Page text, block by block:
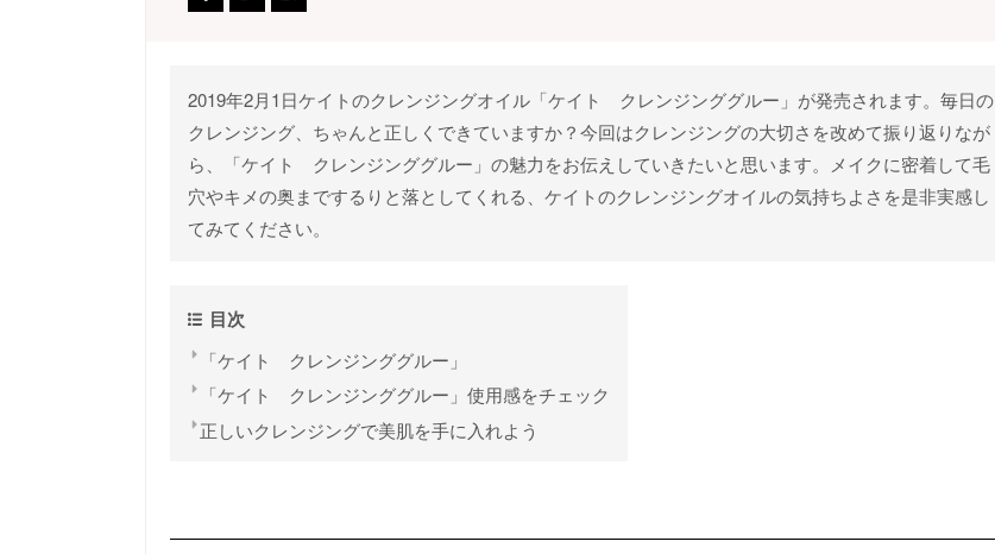
2019年2月1日ケイトのクレンジングオイル「ケイト クレンジンググルー」が発売されます。毎日の
クレンジング、ちゃんと正しくできていますか？今回はクレンジングの大切さを改めて振り返りなが
ら、「ケイト クレンジンググルー」の魅力をお伝えしていきたいと思います。メイクに密着して毛
穴やキメの奥までするりと落としてくれる、ケイトのクレンジングオイルの気持ちよさを是非実感し
てみてください。
目次
「ケイト クレンジンググルー」
「ケイト クレンジンググルー」使用感をチェック
正しいクレンジングで美肌を手に入れよう